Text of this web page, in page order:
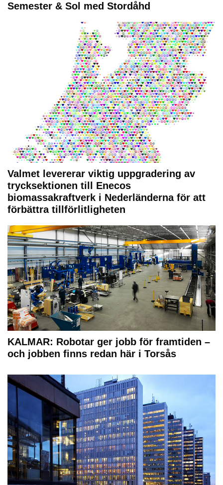
Semester & Sol med Stordåhd
Valmet levererar viktig uppgradering av
trycksektionen till Enecos
biomassakraftverk i Nederländerna för att
förbättra tillförlitligheten
KALMAR: Robotar ger jobb för framtiden –
och jobben finns redan här i Torsås